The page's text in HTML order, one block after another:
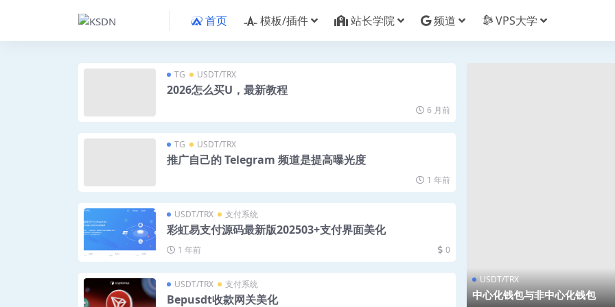
首页 模板/插件 站长学院 频道 VPS大学
USDT/TRX
中心化钱包与非中心化钱包
TG USDT/TRX
2026怎么买U，最新教程
6 月前
TG USDT/TRX
推广自己的 Telegram 频道是提高曝光度
1 年前
USDT/TRX 支付系统
彩虹易支付源码最新版202503+支付界面美化
1 年前 0
USDT/TRX 支付系统
Bepusdt收款网关美化